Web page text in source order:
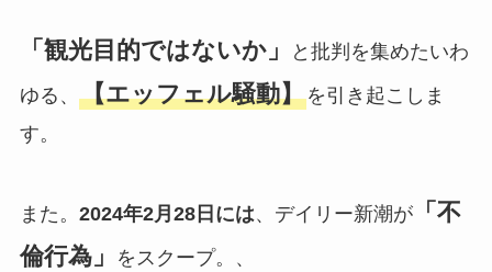
「観光目的ではないか」
と批判を集めたいわ
ゆる、 【エッフェル騒動】を引き起こしま
す。
また。 2024年2月28日には、デイリー新潮が「不
倫行為」
をスクープ。、